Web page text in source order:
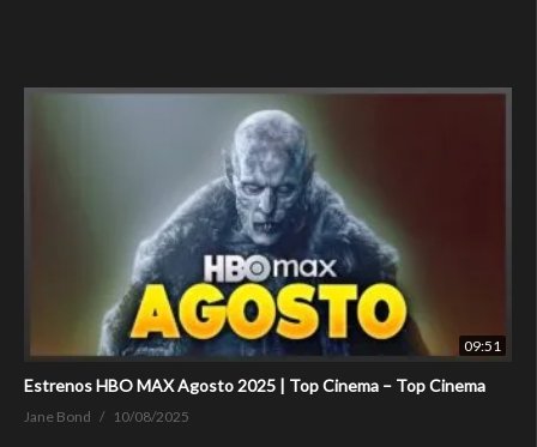
09:51
Estrenos HBO MAX Agosto 2025 | Top Cinema – Top Cinema
Jane Bond 10/08/2025